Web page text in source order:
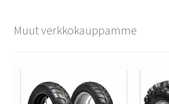
Muut verkkokauppamme